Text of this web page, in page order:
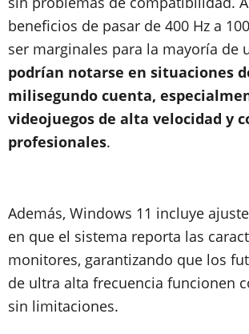
beneficios de pasar de 400 Hz a
ser marginales para la mayoría de
podrían notarse en situaciones
milisegundo cuenta,
videojuegos de alta velocidad y
profesionales.
Además, Windows 11 incluye
en que el sistema reporta las
monitores, garantizando que los
de ultra alta frecuencia funcionen
sin limitaciones.